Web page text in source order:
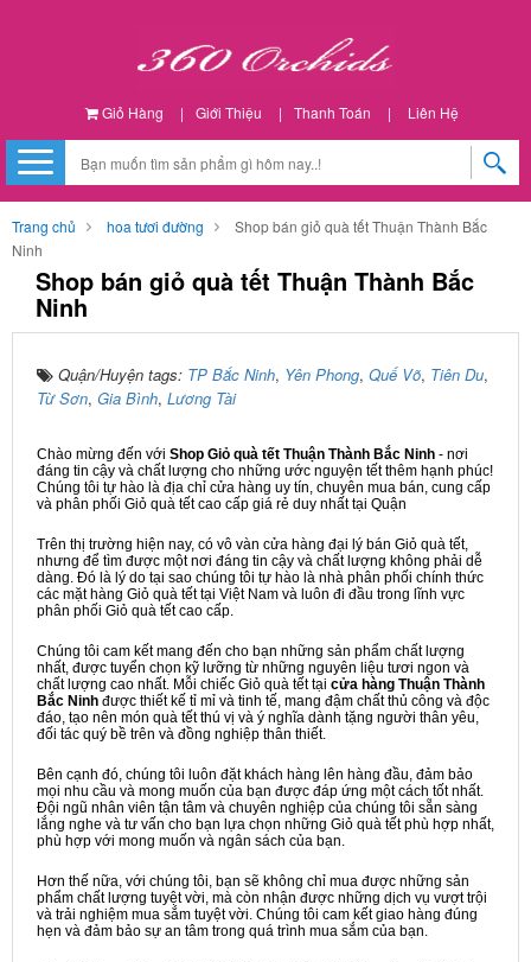
Giỏ Hàng | Giới Thiệu | Thanh Toán | Liên Hệ
Trang chủ hoa tươi đường
Shop bán giỏ quà tết Thuận Thành Bắc
Ninh
Shop bán giỏ quà tết Thuận Thành Bắc
Ninh
Quận/Huyện tags: TP Bắc Ninh, Yên Phong, Quế Võ, Tiên Du,
Từ Sơn, Gia Bình, Lương Tài
Chào mừng đến với Shop Giỏ quà tết Thuận Thành Bắc Ninh - nơi
đáng tin cậy và chất lượng cho những ước nguyện tết thêm hạnh phúc!
Chúng tôi tự hào là địa chỉ cửa hàng uy tín, chuyên mua bán, cung cấp
và phân phối Giỏ quà tết cao cấp giá rẻ duy nhất tại Quận
Trên thị trường hiện nay, có vô vàn cửa hàng đại lý bán Giỏ quà tết,
nhưng để tìm được một nơi đáng tin cậy và chất lượng không phải dễ
dàng. Đó là lý do tại sao chúng tôi tự hào là nhà phân phối chính thức
các mặt hàng Giỏ quà tết tại Việt Nam và luôn đi đầu trong lĩnh vực
phân phối Giỏ quà tết cao cấp.
Chúng tôi cam kết mang đến cho bạn những sản phẩm chất lượng
nhất, được tuyển chọn kỹ lưỡng từ những nguyên liệu tươi ngon và
chất lượng cao nhất. Mỗi chiếc Giỏ quà tết tại cửa hàng Thuận Thành
Bắc Ninh được thiết kế tỉ mỉ và tinh tế, mang đậm chất thủ công và độc
đáo, tạo nên món quà tết thú vị và ý nghĩa dành tặng người thân yêu,
đối tác quý bề trên và đồng nghiệp thân thiết.
Bên cạnh đó, chúng tôi luôn đặt khách hàng lên hàng đầu, đảm bảo
mọi nhu cầu và mong muốn của bạn được đáp ứng một cách tốt nhất.
Đội ngũ nhân viên tận tâm và chuyên nghiệp của chúng tôi sẵn sàng
lắng nghe và tư vấn cho bạn lựa chọn những Giỏ quà tết phù hợp nhất,
phù hợp với mong muốn và ngân sách của bạn.
Hơn thế nữa, với chúng tôi, bạn sẽ không chỉ mua được những sản
phẩm chất lượng tuyệt vời, mà còn nhận được những dịch vụ vượt trội
và trải nghiệm mua sắm tuyệt vời. Chúng tôi cam kết giao hàng đúng
hẹn và đảm bảo sự an tâm trong quá trình mua sắm của bạn.